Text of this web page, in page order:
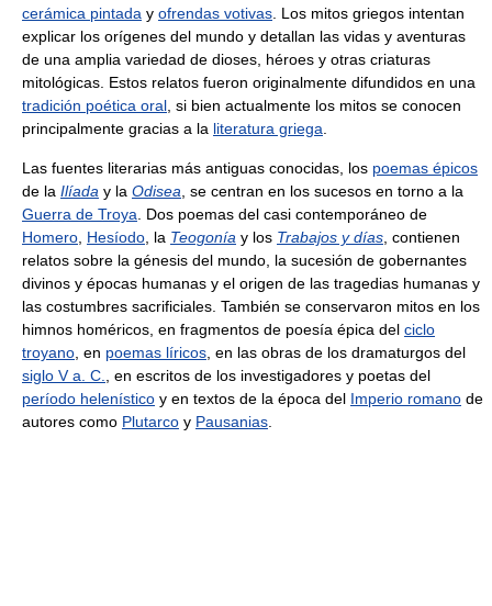
cerámica pintada y ofrendas votivas . Los mitos griegos intentan
explicar los orígenes del mundo y detallan las vidas y aventuras
de una amplia variedad de dioses, héroes y otras criaturas
mitológicas. Estos relatos fueron originalmente difundidos en una
tradición poética oral , si bien actualmente los mitos se conocen
principalmente gracias a la literatura griega
Las fuentes literarias más antiguas conocidas, los poemas épicos
de la Ilíada y la Odisea , se centran en los sucesos en torno a la
Guerra de Troya . Dos poemas del casi contemporáneo de
Homero Hesíodo , la Teogonía y los Trabajos y días , contienen
relatos sobre la génesis del mundo, la sucesión de gobernantes
divinos y épocas humanas y el origen de las tragedias humanas y
las costumbres sacrificiales. También se conservaron mitos en los
himnos homéricos, en fragmentos de poesía épica del ciclo
troyano , en poemas líricos , en las obras de los dramaturgos del
siglo V a. C.
, en escritos de los investigadores y poetas del
período helenístico y en textos de la época del Imperio romano de
autores como Plutarco y Pausanias